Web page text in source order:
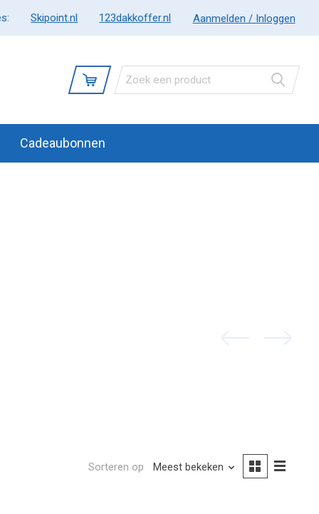
Skipoint.nl 123dakkoffer.nl Aanmelden / Inloggen
Cadeaubonnen
Sorteren op Meest bekeken